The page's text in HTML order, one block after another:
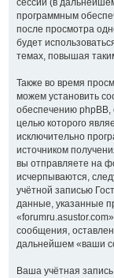
сессии (в
программным
после просмотра
будет
темах, повышая
Также во время
можем установить
обеспечению phpBB,
целью которого
исключительно
источником
вы отправляете на
исчерпываются,
учётной записью
данные, указанные
сообщения,
дальнейшем «ваши
Ваша учётная